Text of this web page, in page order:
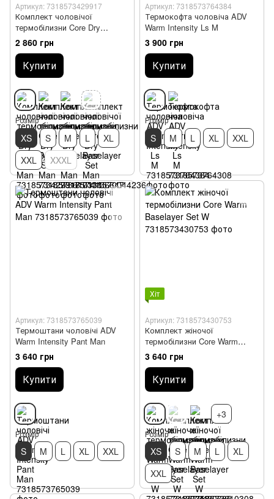
Артикул: 7318573429917
Комплект чоловічої
термобілизни Core Dry
Baselayer Set Man
2 860 грн
Купити
Розмір
XS S M L
XL
XXL
XXXL
Артикул: 7318573764384
Термокофта чоловіча ADV
Warm Intensity Ls M
3 900 грн
Купити
Розмір
S M L XL XXL
Артикул: 7318573765039
Термоштани чоловічі ADV
Warm Intensity Pant Man
3 640 грн
Купити
Розмір
S M L XL XXL
Хіт
Артикул: 7318573430753
Комплект жіночої
термобілизни Core Warm
Baselayer Set W
3 640 грн
Купити
+3
Розмір
XS S M L
XL
XXL